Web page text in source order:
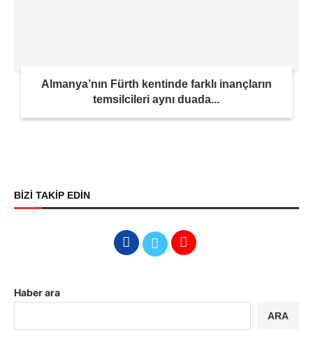
Almanya’nın Fürth kentinde farklı inançların
temsilcileri aynı duada...
BİZİ TAKİP EDİN
Haber ara
ARA